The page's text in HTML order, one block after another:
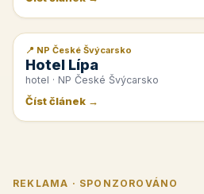
📰 PR článek
📍 NP České Švýcarsko
Hotel Lípa
hotel · NP České Švýcarsko
Číst článek →
REKLAMA · SPONZOROVÁNO